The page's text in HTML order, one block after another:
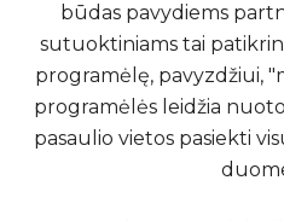
būdas pavydiems
sutuoktiniams tai
programėlę, pavyzdžiui,
programėlės leidžia
pasaulio vietos pasiekti